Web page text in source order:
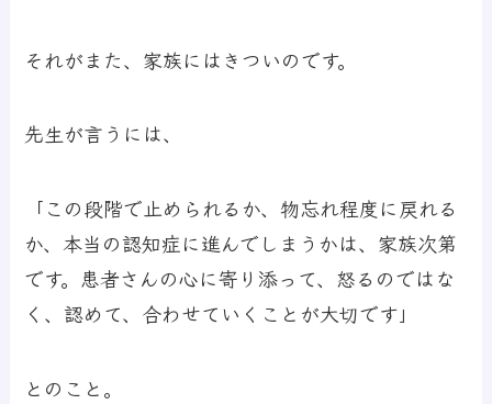
それがまた、家族にはきついのです。
先生が言うには、
「この段階で止められるか、物忘れ程度に戻れる
か、本当の認知症に進んでしまうかは、家族次第
です。患者さんの心に寄り添って、怒るのではな
く、認めて、合わせていくことが大切です」
とのこと。